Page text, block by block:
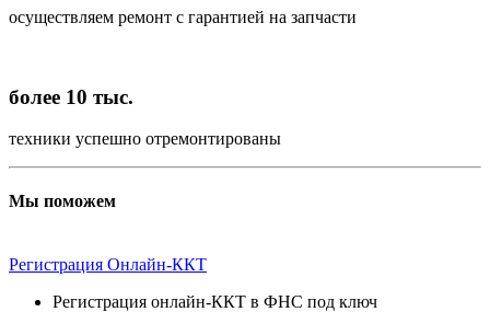
осуществляем ремонт с гарантией на запчасти
более 10 тыс.
техники успешно отремонтированы
Мы поможем
Регистрация Онлайн-ККТ
Регистрация онлайн-ККТ в ФНС под ключ